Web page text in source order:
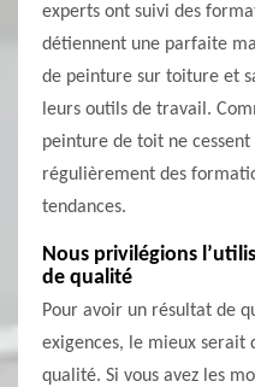
experts ont suivi des
détiennent une parfaite
de peinture sur toiture et
leurs outils de travail.
peinture de toit ne cessent
régulièrement des
tendances.
Nous privilégions
de qualité
Pour avoir un résultat de
exigences, le mieux serait
qualité. Si vous avez les